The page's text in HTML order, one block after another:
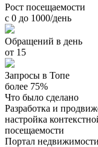
Рост посещаемости
с 0 до 1000/день
Обращений в день
от 15
Запросы в Топе
более 75%
Что было сделано
Разработка и
настройка
посещаемости
Портал